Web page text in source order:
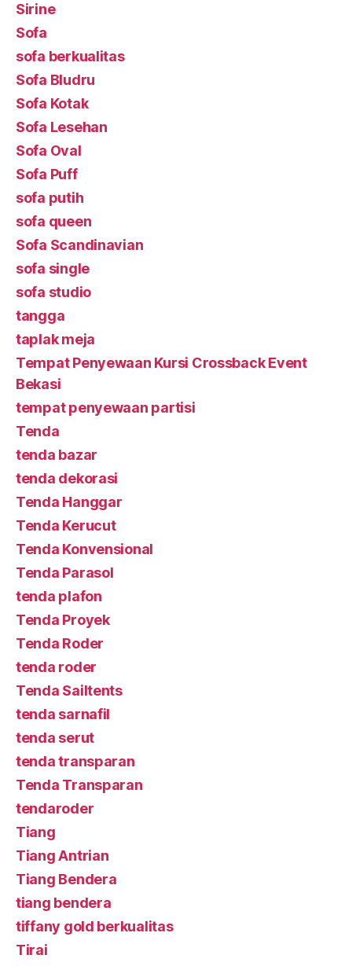
Sirine
Sofa
sofa berkualitas
Sofa Bludru
Sofa Kotak
Sofa Lesehan
Sofa Oval
Sofa Puff
sofa putih
sofa queen
Sofa Scandinavian
sofa single
sofa studio
tangga
taplak meja
Tempat Penyewaan Kursi Crossback Event
Bekasi
tempat penyewaan partisi
Tenda
tenda bazar
tenda dekorasi
Tenda Hanggar
Tenda Kerucut
Tenda Konvensional
Tenda Parasol
tenda plafon
Tenda Proyek
Tenda Roder
tenda roder
Tenda Sailtents
tenda sarnafil
tenda serut
tenda transparan
Tenda Transparan
tendaroder
Tiang
Tiang Antrian
Tiang Bendera
tiang bendera
tiffany gold berkualitas
Tirai